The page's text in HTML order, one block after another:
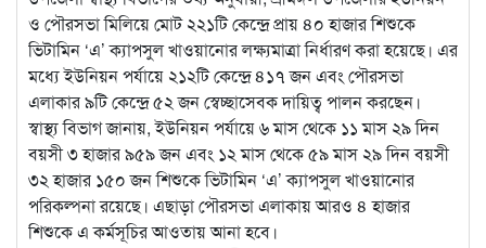
ও পৌরসভা মিলিয়ে মোট ২২১টি কেন্দ্রে প্রায় ৪০ হাজার শিশুকে
ভিটামিন ‘এ’ ক্যাপসুল খাওয়ানোর লক্ষ্যমাত্রা নির্ধারণ করা হয়েছে। এর
মধ্যে ইউনিয়ন পর্যায়ে ২১২টি কেন্দ্রে ৪১৭ জন এবং পৌরসভা
এলাকার ৯টি কেন্দ্রে ৫২ জন স্বেচ্ছাসেবক দায়িত্ব পালন করছেন।
স্বাস্থ্য বিভাগ জানায়, ইউনিয়ন পর্যায়ে ৬ মাস থেকে ১১ মাস ২৯ দিন
বয়সী ৩ হাজার ৯৫৯ জন এবং ১২ মাস থেকে ৫৯ মাস ২৯ দিন বয়সী
৩২ হাজার ১৫০ জন শিশুকে ভিটামিন ‘এ’ ক্যাপসুল খাওয়ানোর
পরিকল্পনা রয়েছে। এছাড়া পৌরসভা এলাকায় আরও ৪ হাজার
শিশুকে এ কর্মসূচির আওতায় আনা হবে।